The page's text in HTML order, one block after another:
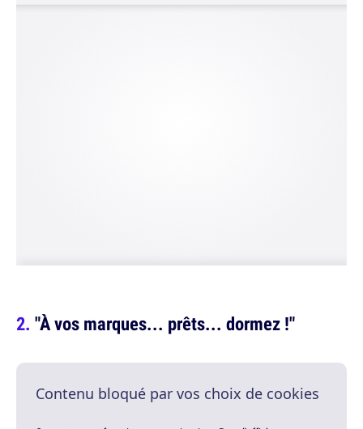
"À vos marques... prêts... dormez !"
Contenu bloqué par vos choix de cookies